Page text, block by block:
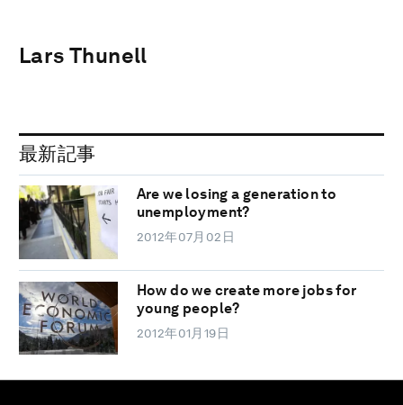
Lars Thunell
最新記事
Are we losing a generation to
unemployment?
2012年07月02日
How do we create more jobs for
young people?
2012年01月19日